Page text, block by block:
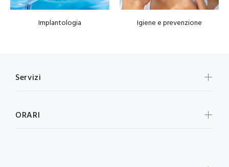
Implantologia Igiene e prevenzione
Servizi
ORARI